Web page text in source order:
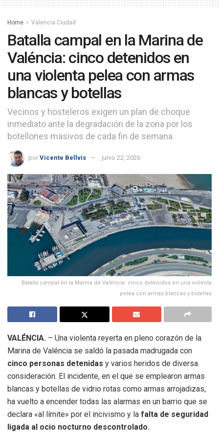
Home Valencia Ciudad
Batalla campal en la Marina de
Valéncia: cinco detenidos en
una violenta pelea con armas
blancas y botellas
Vecinos y hosteleros exigen un plan de choque
inmediato ante la degradación de la zona por los
botellones masivos de cada fin de semana
por Vicente Bellvis junio 22, 2026
Batalla campal en la Marina de Valéncia: cinco detenidos en una violenta
pelea con armas blancas y botellas
VALÉNCIA. – Una violenta reyerta en pleno corazón de la
Marina de Valéncia se saldó la pasada madrugada con
cinco personas detenidas y varios heridos de diversa
consideración. El incidente, en el que se emplearon armas
blancas y botellas de vidrio rotas como armas arrojadizas,
ha vuelto a encender todas las alarmas en un barrio que se
declara «al límite» por el incivismo y la falta de seguridad
ligada al ocio nocturno descontrolado.